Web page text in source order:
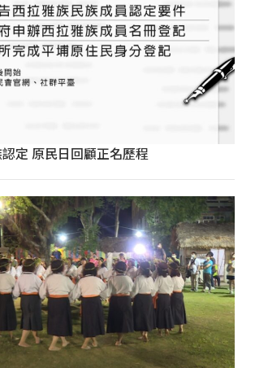
定 原民日回顧正名歷程